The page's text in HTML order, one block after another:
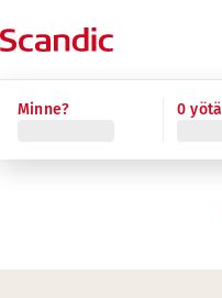
Minne? 0 yötä